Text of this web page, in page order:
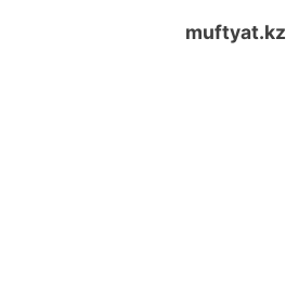
muftyat.kz